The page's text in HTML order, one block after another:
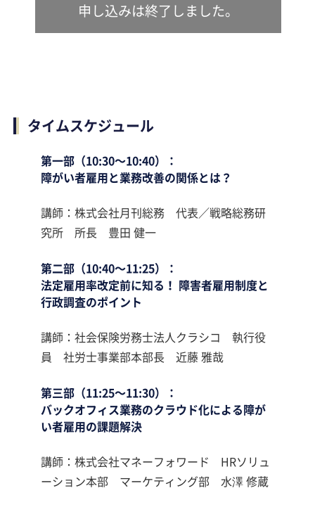
申し込みは終了しました。
タイムスケジュール
第一部（10:30～10:40）：
障がい者雇用と業務改善の関係とは？
講師：株式会社月刊総務 代表／戦略総務研
究所 所長 豊田 健一
第二部（10:40～11:25）：
法定雇用率改定前に知る！ 障害者雇用制度と
行政調査のポイント
講師：社会保険労務士法人クラシコ 執行役
員 社労士事業部本部長 近藤 雅哉
第三部（11:25～11:30）：
バックオフィス業務のクラウド化による障が
い者雇用の課題解決
講師：株式会社マネーフォワード HRソリュ
ーション本部 マーケティング部 水澤 修蔵